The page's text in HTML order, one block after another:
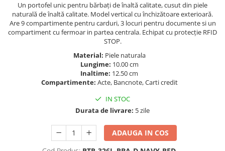
Un portofel unic pentru bărbați de înaltă calitate, cusut din piele
naturală de înaltă calitate. Model vertical cu închizătoare exterioară.
Are 9 compartimente pentru carduri, 3 locuri pentru documente si un
compartiment cu fermoar in partea centrala. Echipat cu protecție RFID
STOP.
Material: Piele naturala
Lungime: 10.00 cm
Inaltime: 12.50 cm
Compartimente: Acte, Bancnote, Carti credit
IN STOC
Durata de livrare: 5 zile
ADAUGA IN COS